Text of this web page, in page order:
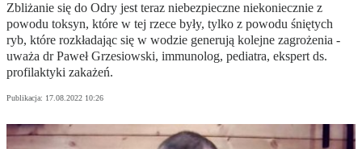
Zbliżanie się do Odry jest teraz niebezpieczne niekoniecznie z
powodu toksyn, które w tej rzece były, tylko z powodu śniętych
ryb, które rozkładając się w wodzie generują kolejne zagrożenia -
uważa dr Paweł Grzesiowski, immunolog, pediatra, ekspert ds.
profilaktyki zakażeń.
Publikacja: 17.08.2022 10:26